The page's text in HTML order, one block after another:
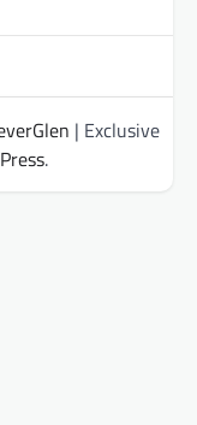
| Exclusive
.